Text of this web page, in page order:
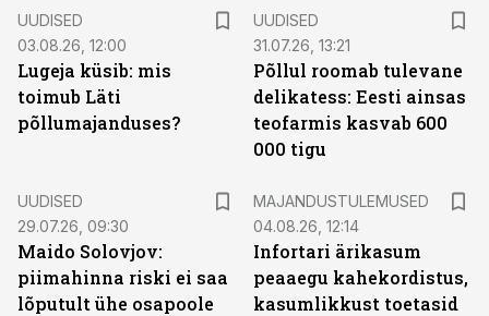
UUDISED
03.08.26, 12:00
Lugeja küsib: mis
toimub Läti
põllumajanduses?
UUDISED
31.07.26, 13:21
Põllul roomab tulevane
delikatess: Eesti ainsas
teofarmis kasvab 600
000 tigu
UUDISED
29.07.26, 09:30
Maido Solovjov:
piimahinna riski ei saa
lõputult ühe osapoole
MAJANDUSTULEMUSED
04.08.26, 12:14
Infortari ärikasum
peaaegu kahekordistus,
kasumlikkust toetasid